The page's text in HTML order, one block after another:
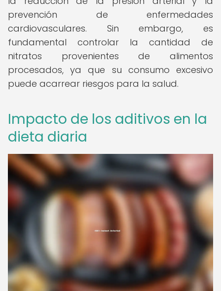
prevención de enfermedades
cardiovasculares. Sin embargo, es
fundamental controlar la cantidad de
nitratos provenientes de alimentos
procesados, ya que su consumo excesivo
puede acarrear riesgos para la salud.
Impacto de los aditivos en la
dieta diaria